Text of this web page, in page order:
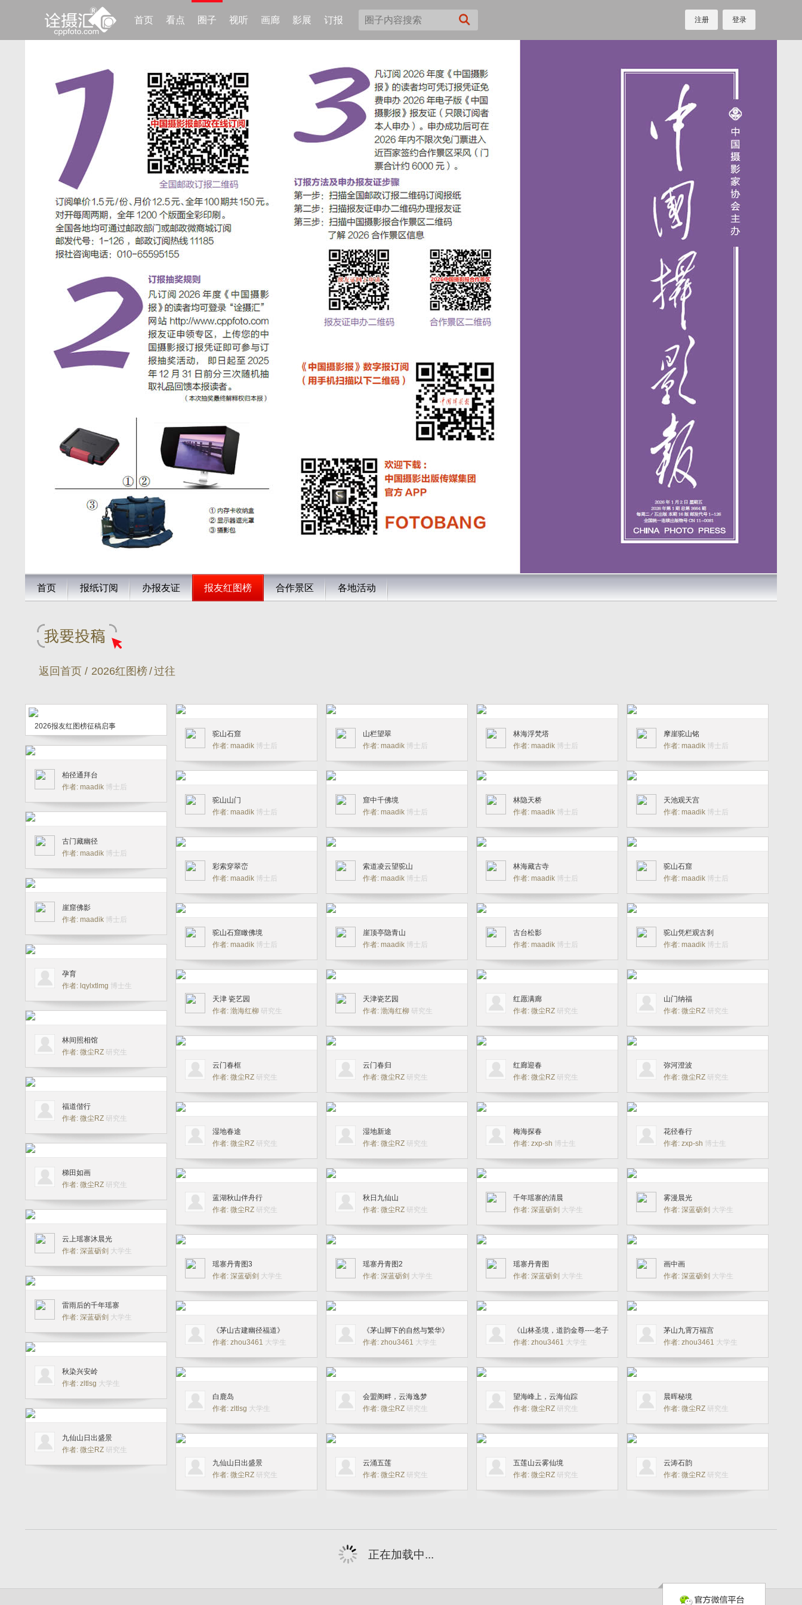
首页 看点 圈子 视听 画廊 影展 订报 注册 登录
首页 报纸订阅 办报友证 报友红图榜 合作景区 各地活动
返回首页 / 2026红图榜/过往
2026报友红图榜征稿启事
驼山石窟
作者: maadik
博士后
山栏望翠
作者: maadik
博士后
林海浮梵塔
作者: maadik
博士后
摩崖驼山铭
作者: maadik
博士后
柏径通拜台
作者: maadik
博士后
驼山山门
作者: maadik
博士后
窟中千佛境
作者: maadik
博士后
林隐天桥
作者: maadik
博士后
天池观天宫
作者: maadik
博士后
古门藏幽径
作者: maadik
博士后
彩索穿翠峦
作者: maadik
博士后
索道凌云望驼山
作者: maadik
博士后
林海藏古寺
作者: maadik
博士后
驼山石窟
作者: maadik
博士后
崖窟佛影
作者: maadik
博士后
驼山石窟瞰佛境
作者: maadik
博士后
崖顶亭隐青山
作者: maadik
博士后
古台松影
作者: maadik
博士后
驼山凭栏观古刹
作者: maadik
博士后
孕育
作者: lqylxtlmg
博士生
天津 瓷艺园
作者: 渤海红柳 研究生
天津瓷艺园
作者: 渤海红柳 研究生
红愿满廊
作者: 微尘RZ 研究生
山门纳福
作者: 微尘RZ 研究生
林间照相馆
作者: 微尘RZ 研究生
云门春框
作者: 微尘RZ 研究生
云门春归
作者: 微尘RZ 研究生
红廊迎春
作者: 微尘RZ 研究生
弥河澄波
作者: 微尘RZ 研究生
福道偕行
作者: 微尘RZ 研究生
湿地春途
作者: 微尘RZ 研究生
湿地新途
作者: 微尘RZ 研究生
梅海探春
作者: zxp-sh
博士生
花径春行
作者: zxp-sh
博士生
梯田如画
作者: 微尘RZ 研究生
蓝湖秋山伴舟行
作者: 微尘RZ 研究生
秋日九仙山
作者: 微尘RZ 研究生
千年瑶寨的清晨
作者: 深蓝砺剑 大学生
雾漫晨光
作者: 深蓝砺剑 大学生
云上瑶寨沐晨光
作者: 深蓝砺剑 大学生
瑶寨丹青图3
作者: 深蓝砺剑 大学生
瑶寨丹青图2
作者: 深蓝砺剑 大学生
瑶寨丹青图
作者: 深蓝砺剑 大学生
画中画
作者: 深蓝砺剑 大学生
雷雨后的千年瑶寨
作者: 深蓝砺剑 大学生
《茅山古建幽径福道》
作者: zhou3461 大学生
《茅山脚下的自然与繁华》
作者: zhou3461 大学生
《山林圣境，道韵金尊----老子
神像》
作者: zhou3461 大学生
茅山九霄万福宫
作者: zhou3461 大学生
秋染兴安岭
作者: zltlsg 大学生
白鹿岛
作者: zltlsg 大学生
会盟阁畔，云海逸梦
作者: 微尘RZ 研究生
望海峰上，云海仙踪
作者: 微尘RZ 研究生
晨晖秘境
作者: 微尘RZ 研究生
九仙山日出盛景
作者: 微尘RZ 研究生
九仙山日出盛景
作者: 微尘RZ 研究生
云涌五莲
作者: 微尘RZ 研究生
五莲山云雾仙境
作者: 微尘RZ 研究生
云涛石韵
作者: 微尘RZ 研究生
机：佳能EOS 7D MARK 2，镜头：EF-S
18-135mm f/3.5-5.6 IS。